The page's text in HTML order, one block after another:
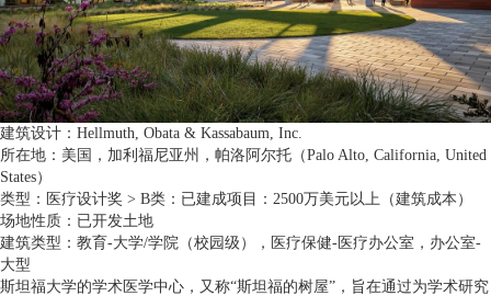
建筑设计：Hellmuth, Obata & Kassabaum, Inc.
所在地：美国，加利福尼亚州，帕洛阿尔托（Palo Alto, California, United
States）
类型：医疗设计奖 > B类：已建成项目：2500万美元以上（建筑成本）
场地性质：已开发土地
建筑类型：教育-大学/学院（校园级），医疗保健-医疗办公室，办公室-
大型
斯坦福大学的学术医学中心，又称“斯坦福的树屋”，旨在通过为学术研究